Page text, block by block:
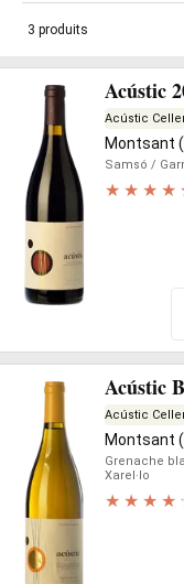
3 produits
Acústic
Acústic
Montsant
Samsó /
Acústic
Acústic
Montsant
Grenache
Xarel·lo